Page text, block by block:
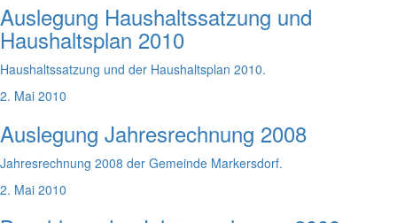
Auslegung Haushaltssatzung und
Haushaltsplan 2010
Haushaltssatzung und der Haushaltsplan 2010.
2. Mai 2010
Auslegung Jahresrechnung 2008
Jahresrechnung 2008 der Gemeinde Markersdorf.
2. Mai 2010